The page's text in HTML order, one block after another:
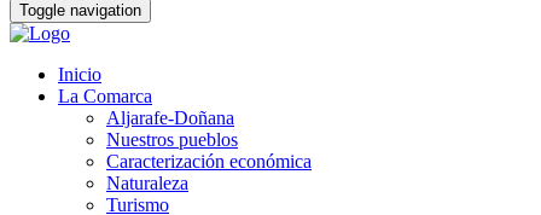
Toggle navigation
Inicio
La Comarca
Aljarafe-Doñana
Nuestros pueblos
Caracterización económica
Naturaleza
Turismo